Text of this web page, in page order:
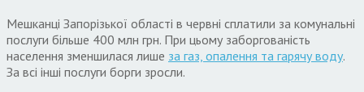
Мешканці Запорізької області в червні сплатили за комунальні
послуги більше 400 млн грн. При цьому заборгованість
населення зменшилася лише за газ, опалення та гарячу воду.
За всі інші послуги борги зросли.